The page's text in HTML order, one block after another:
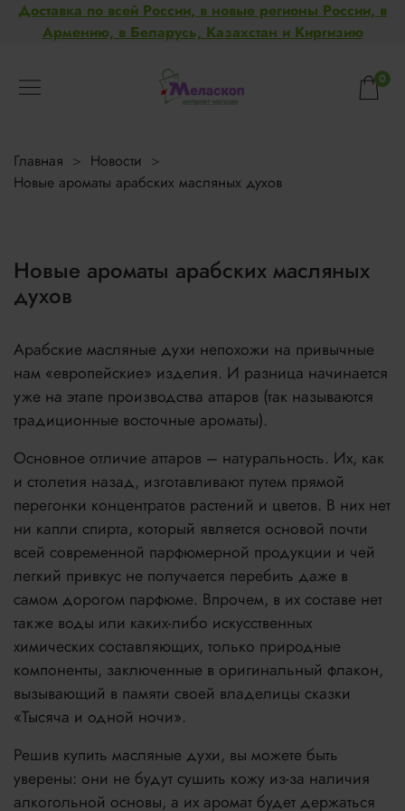
Доставка по всей России, в новые регионы России, в
Армению, в Беларусь, Казахстан и Киргизию
0
Главная
Новости
Новые ароматы арабских масляных духов
Новые ароматы арабских масляных
духов
Арабские масляные духи непохожи на привычные
нам «европейские» изделия. И разница начинается
уже на этапе производства аттаров (так называются
традиционные восточные ароматы).
Основное отличие аттаров – натуральность. Их, как
и столетия назад, изготавливают путем прямой
перегонки концентратов растений и цветов. В них нет
ни капли спирта, который является основой почти
всей современной парфюмерной продукции и чей
легкий привкус не получается перебить даже в
самом дорогом парфюме. Впрочем, в их составе нет
также воды или каких-либо искусственных
химических составляющих, только природные
компоненты, заключенные в оригинальный флакон,
вызывающий в памяти своей владелицы сказки
«Тысяча и одной ночи».
Решив купить масляные духи, вы можете быть
уверены: они не будут сушить кожу из-за наличия
алкогольной основы, а их аромат будет держаться